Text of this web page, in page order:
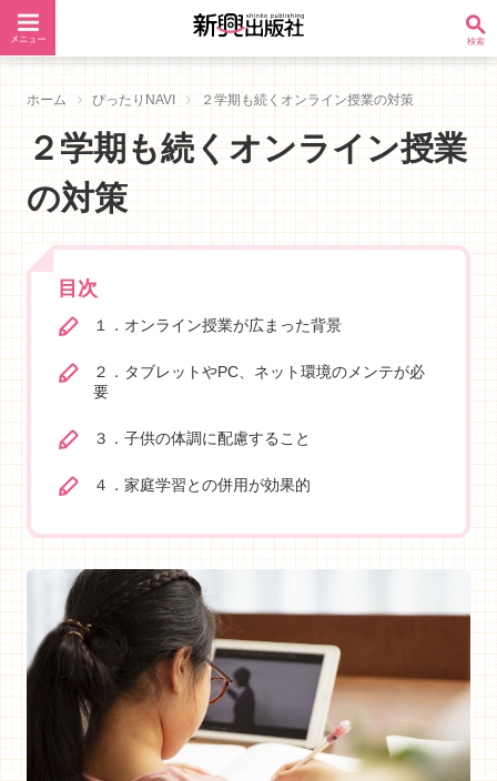
ホーム ぴったりNAVI ２学期も続くオンライン授業の対策
２学期も続くオンライン授業
の対策
目次
１．オンライン授業が広まった背景
２．タブレットやPC、ネット環境のメンテが必
要
３．子供の体調に配慮すること
４．家庭学習との併用が効果的